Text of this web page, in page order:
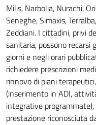
Milis, Narbolia, Nurachi,
Seneghe, Simaxis,
Zeddiani. I cittadini, privi
sanitaria, possono
giorni e negli orari
richiedere prescrizioni
rinnovo di piani
(inserimento in ADI,
integrative
prestazione riconosciuta